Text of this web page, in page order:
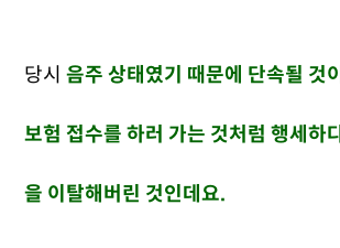
당시음주 상태였기 때문에 단속될 것
보험 접수를 하러 가는 것처럼 행세하
을 이탈해버린 것인데요.